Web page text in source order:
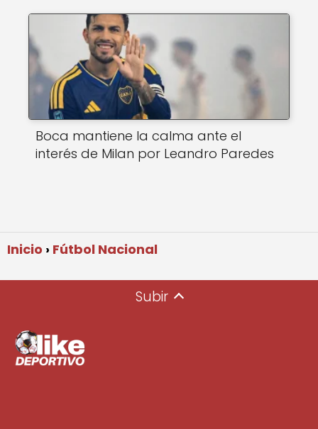
Boca mantiene la calma ante el
interés de Milan por Leandro Paredes
Inicio Fútbol Nacional
Subir